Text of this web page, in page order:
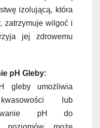
izolującą, która
zatrzymuje wilgoć i
jej zdrowemu
pH Gleby:
gleby umożliwia
lub
pH do